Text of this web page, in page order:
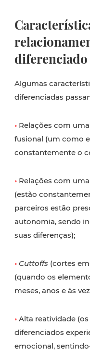
diferenciado
Algumas
diferenciadas
• Relações com
fusional (um como
constantemente o
• Relações com
(estão
parceiros estão
autonomia, sendo
suas diferenças);
• Cuttoffs (cortes
(quando os
meses, anos e às
• Alta reatividade
diferenciados
emocional,